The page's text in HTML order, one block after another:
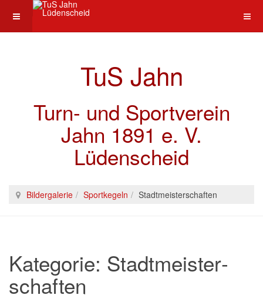
TuS Jahn
Turn- und Sportverein
Jahn 1891 e. V.
Lüdenscheid
Bildergalerie Sportkegeln Stadtmeister­schaften
Kategorie: Stadtmeister­
schaften